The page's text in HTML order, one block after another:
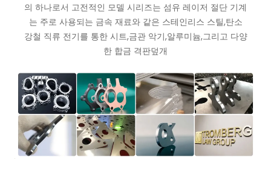
의 하나로서 고전적인 모델 시리즈는 섬유 레이저 절단 기계
는 주로 사용되는 금속 재료와 같은 스테인리스 스틸,탄소
강철 직류 전기를 통한 시트,금관 악기,알루미늄,그리고 다양
한 합금 격판덮개